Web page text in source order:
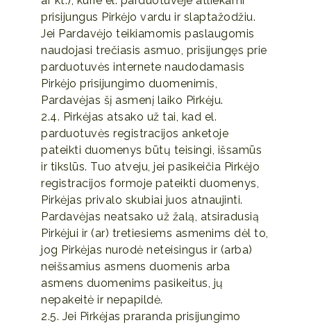
prisijungus Pirkėjo vardu ir slaptažodžiu.
Jei Pardavėjo teikiamomis paslaugomis
naudojasi trečiasis asmuo, prisijungęs prie
parduotuvės internete naudodamasis
Pirkėjo prisijungimo duomenimis,
Pardavėjas šį asmenį laiko Pirkėju.
2.4. Pirkėjas atsako už tai, kad el.
parduotuvės registracijos anketoje
pateikti duomenys būtų teisingi, išsamūs
ir tikslūs. Tuo atveju, jei pasikeičia Pirkėjo
registracijos formoje pateikti duomenys,
Pirkėjas privalo skubiai juos atnaujinti.
Pardavėjas neatsako už žalą, atsiradusią
Pirkėjui ir (ar) tretiesiems asmenims dėl to,
jog Pirkėjas nurodė neteisingus ir (arba)
neišsamius asmens duomenis arba
asmens duomenims pasikeitus, jų
nepakeitė ir nepapildė.
2.5. Jei Pirkėjas praranda prisijungimo